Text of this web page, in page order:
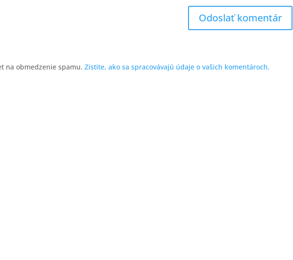
na obmedzenie spamu.Zistite, ako sa spracovávajú údaje o vašich komentároch.